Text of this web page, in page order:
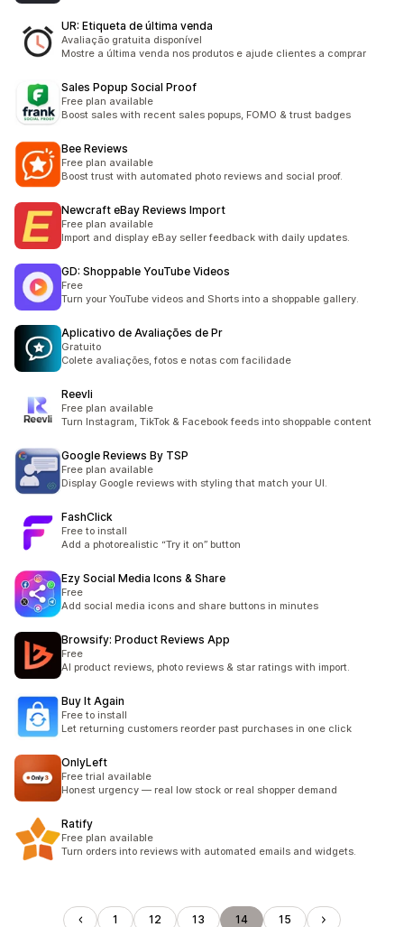
UR: Etiqueta de última venda
Avaliação gratuita disponível
Mostre a última venda nos produtos e ajude clientes a comprar
Sales Popup Social Proof
Free plan available
Boost sales with recent sales popups, FOMO & trust badges
Bee Reviews
Free plan available
Boost trust with automated photo reviews and social proof.
Newcraft eBay Reviews Import
Free plan available
Import and display eBay seller feedback with daily updates.
GD: Shoppable YouTube Videos
Free
Turn your YouTube videos and Shorts into a shoppable gallery.
Aplicativo de Avaliações de Pr
Gratuito
Colete avaliações, fotos e notas com facilidade
Reevli
Free plan available
Turn Instagram, TikTok & Facebook feeds into shoppable content
Google Reviews By TSP
Free plan available
Display Google reviews with styling that match your UI.
FashClick
Free to install
Add a photorealistic “Try it on” button
Ezy Social Media Icons & Share
Free
Add social media icons and share buttons in minutes
Browsify: Product Reviews App
Free
AI product reviews, photo reviews & star ratings with import.
Buy It Again
Free to install
Let returning customers reorder past purchases in one click
OnlyLeft
Free trial available
Honest urgency — real low stock or real shopper demand
Ratify
Free plan available
Turn orders into reviews with automated emails and widgets.
1 12 13 14 15